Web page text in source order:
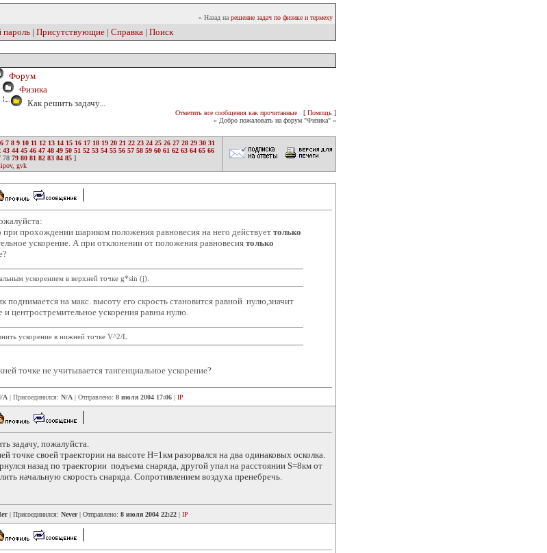
» Назад на решение задач по физике и термеху
| Присутствующие | Справка | Поиск
Форум
Физика
Как решить задачу...
Отметить все сообщения как прочитанные
[ Помощь ]
» Добро пожаловать на форум "Физика" «
6 7 8 9 10 11 12 13 14 15 16 17 18 19 20 21 22 23 24 25 26 27 28 29 30 31
43 44 45 46 47 48 49 50 51 52 53 54 55 56 57 58 59 60 61 62 63 64 65 66
78 79 80 81 82 83 84 85 ]
, gvk
при прохождении шариком положения равновесия на него действует только
ускорение. А при отклонении от положения равновесия только
ускорением в верхней точке g*sin (j).
поднимается на макс. высоту его скрость становится равной нулю,значит
и центростремительное ускорения равны нулю.
ускорение в нижней точке V^2/L
точке не учитывается тангенциальное ускорение?
A | Присоединился: N/A | Отправлено: 8 июля 2004 17:06 | IP
задачу, пожалуйста.
точке своей траектории на высоте Н=1км разорвался на два одинаковых осколка.
назад по траектории подъема снаряда, другой упал на расстоянии S=8км от
начальную скорость снаряда. Сопротивлением воздуха пренебречь.
| Присоединился: Never| Отправлено: 8 июля 2004 22:22 | IP